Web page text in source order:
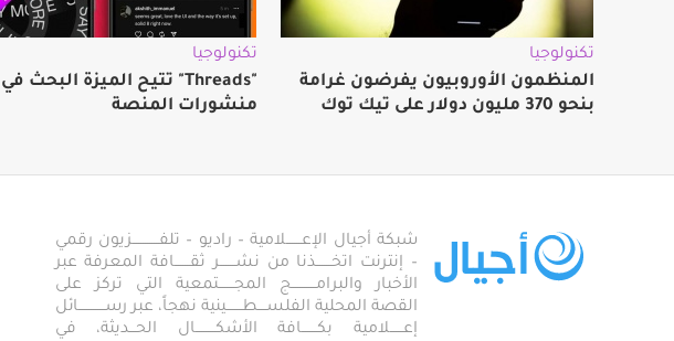
تكنولوجيا
المنظمون الأوروبيون يفرضون غرامة
بنحو 370 مليون دولار على تيك توك
تكنولوجيا
"Threads" تتيح الميزة البحث في
منشورات المنصة
شبكة أجيال الإعـــــــلامية – راديو – تلفــــــــــــزيون رقمي
– إنترنت اتخـــــــذنا من نشـــــــر ثقـــــــافة المعرفة عبر
الأخبار والبرامـــــــــــج المجـــــــتمعية التي تركز على
القصة المحلية الفلســــطـــــــينية نهجاً، عبر رســــــــــــائل
إعــــــلامية بكـــــــافة الأشكـــــــــال الحـــديثة، في